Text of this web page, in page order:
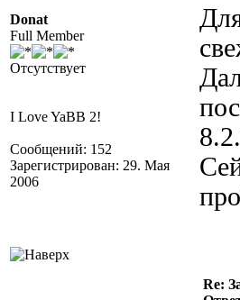
Donat
Full Member
Отсутствует
I Love YaBB 2!
Сообщений: 152
Зарегистрирован: 29. Мая
2006
Re: